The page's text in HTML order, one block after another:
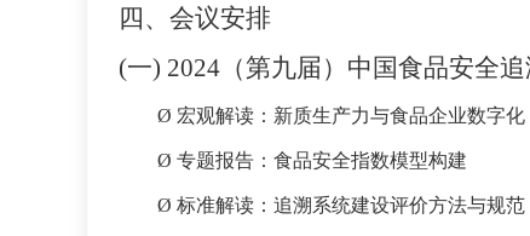
四、会议安排
(一) 2024（第九届）中国食品安全
Ø 宏观解读：新质生产力与食品企业数字化
Ø 专题报告：食品安全指数模型构建
Ø 标准解读：追溯系统建设评价方法与规